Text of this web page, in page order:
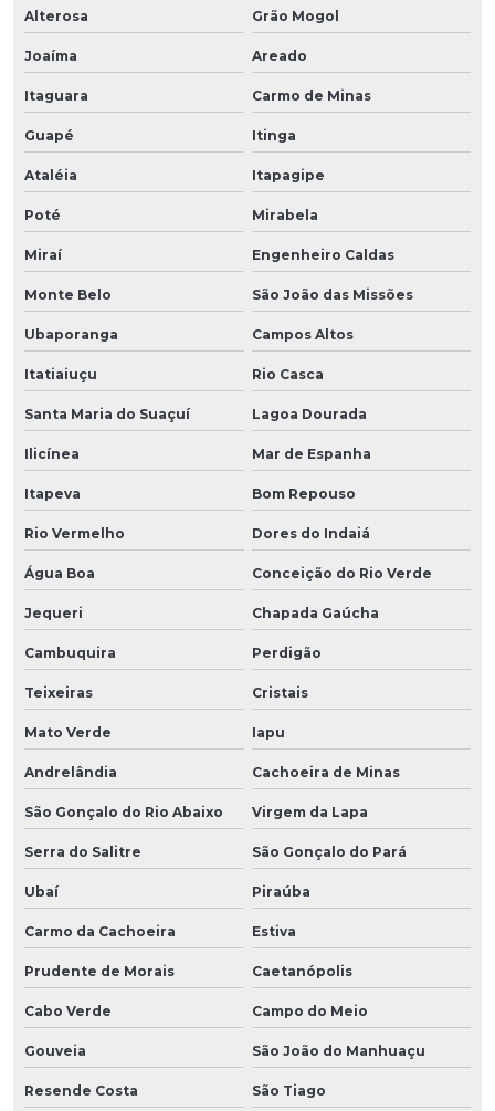
Alterosa Grão Mogol
Joaíma Areado
Itaguara Carmo de Minas
Guapé Itinga
Ataléia Itapagipe
Poté Mirabela
Miraí Engenheiro Caldas
Monte Belo São João das Missões
Ubaporanga Campos Altos
Itatiaiuçu Rio Casca
Santa Maria do Suaçuí Lagoa Dourada
Ilicínea Mar de Espanha
Itapeva Bom Repouso
Rio Vermelho Dores do Indaiá
Água Boa Conceição do Rio Verde
Jequeri Chapada Gaúcha
Cambuquira Perdigão
Teixeiras Cristais
Mato Verde Iapu
Andrelândia Cachoeira de Minas
São Gonçalo do Rio Abaixo Virgem da Lapa
Serra do Salitre São Gonçalo do Pará
Ubaí Piraúba
Carmo da Cachoeira Estiva
Prudente de Morais Caetanópolis
Cabo Verde Campo do Meio
Gouveia São João do Manhuaçu
Resende Costa São Tiago